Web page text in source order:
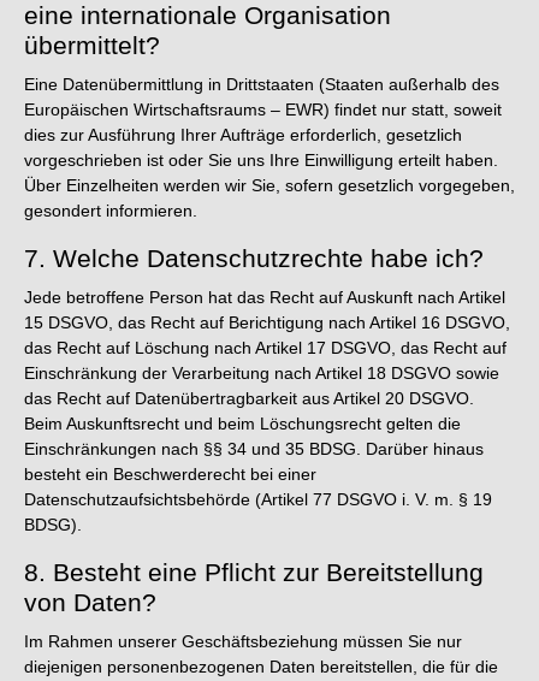
eine internationale Organisation
übermittelt?
Eine Datenübermittlung in Drittstaaten (Staaten außerhalb des
Europäischen Wirtschaftsraums – EWR) findet nur statt, soweit
dies zur Ausführung Ihrer Aufträge erforderlich, gesetzlich
vorgeschrieben ist oder Sie uns Ihre Einwilligung erteilt haben.
Über Einzelheiten werden wir Sie, sofern gesetzlich vorgegeben,
gesondert informieren.
7. Welche Datenschutzrechte habe ich?
Jede betroffene Person hat das Recht auf Auskunft nach Artikel
15 DSGVO, das Recht auf Berichtigung nach Artikel 16 DSGVO,
das Recht auf Löschung nach Artikel 17 DSGVO, das Recht auf
Einschränkung der Verarbeitung nach Artikel 18 DSGVO sowie
das Recht auf Datenübertragbarkeit aus Artikel 20 DSGVO.
Beim Auskunftsrecht und beim Löschungsrecht gelten die
Einschränkungen nach §§ 34 und 35 BDSG. Darüber hinaus
besteht ein Beschwerderecht bei einer
Datenschutzaufsichtsbehörde (Artikel 77 DSGVO i. V. m. § 19
BDSG).
8. Besteht eine Pflicht zur Bereitstellung
von Daten?
Im Rahmen unserer Geschäftsbeziehung müssen Sie nur
diejenigen personenbezogenen Daten bereitstellen, die für die